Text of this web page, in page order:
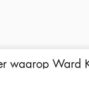
waarop Ward
bij een breed